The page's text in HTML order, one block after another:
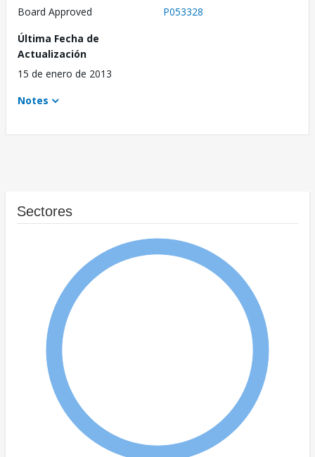
Board Approved
P053328
Última Fecha de
Actualización
15 de enero de 2013
Notes
Sectores